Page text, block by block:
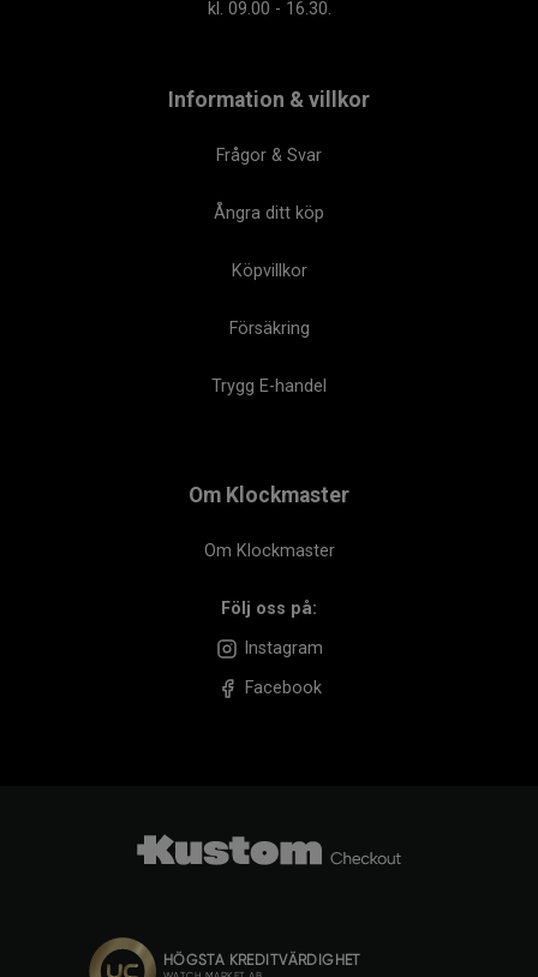
kl. 09.00 - 16.30.
Information & villkor
Frågor & Svar
Ångra ditt köp
Köpvillkor
Försäkring
Trygg E-handel
Om Klockmaster
Om Klockmaster
Följ oss på:
Instagram
Facebook